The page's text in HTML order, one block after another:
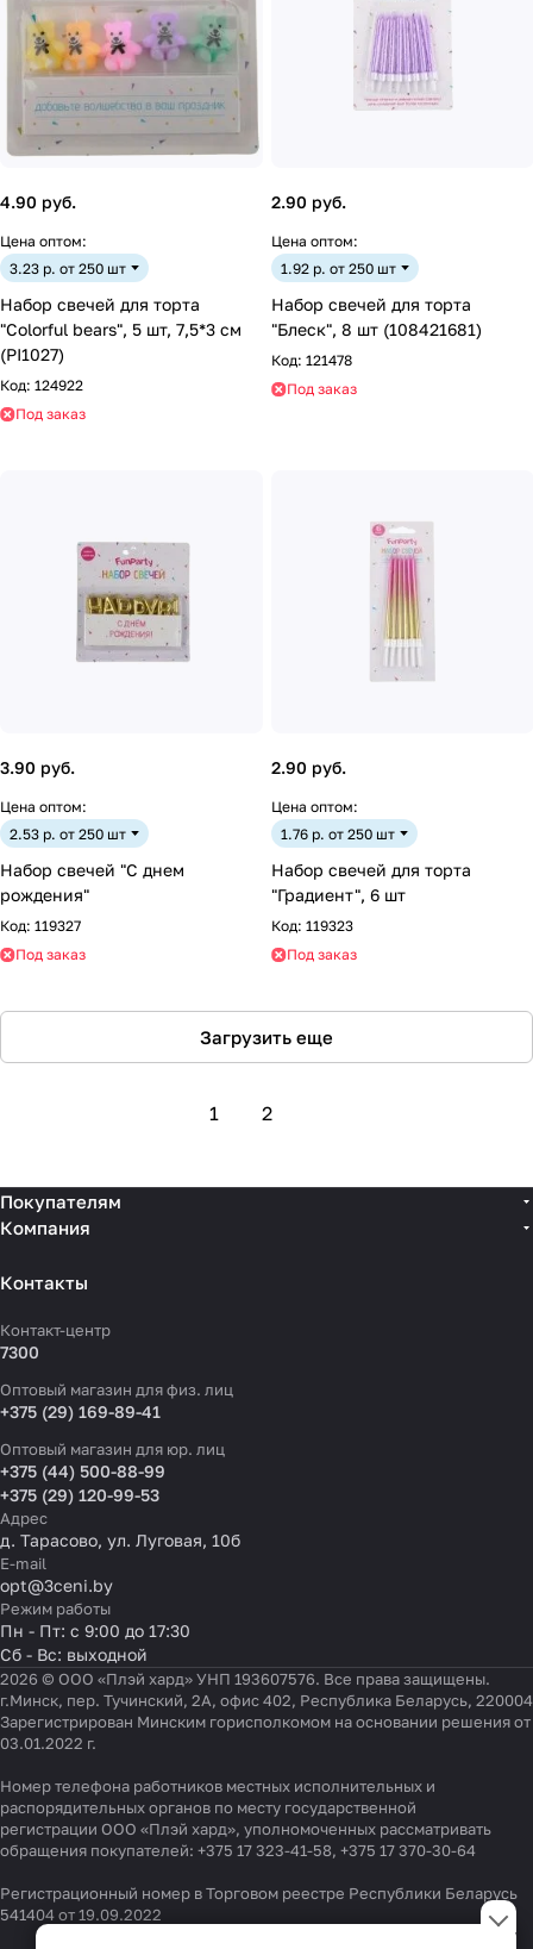
4.90 руб.
Цена оптом:
3.23 р. от 250 шт
Набор свечей для торта
"Colorful bears", 5 шт, 7,5*3 см
(PI1027)
Код: 124922
Под заказ
2.90 руб.
Цена оптом:
1.92 р. от 250 шт
Набор свечей для торта
"Блеск", 8 шт (108421681)
Код: 121478
Под заказ
3.90 руб.
Цена оптом:
2.53 р. от 250 шт
Набор свечей "С днем
рождения"
Код: 119327
Под заказ
2.90 руб.
Цена оптом:
1.76 р. от 250 шт
Набор свечей для торта
"Градиент", 6 шт
Код: 119323
Под заказ
Загрузить еще
1 2
Покупателям
Компания
Контакты
Контакт-центр
7300
Оптовый магазин для физ. лиц
+375 (29) 169-89-41
Оптовый магазин для юр. лиц
+375 (44) 500-88-99
+375 (29) 120-99-53
Адрес
д. Тарасово, ул. Луговая, 10б
E-mail
opt@3ceni.by
Режим работы
Пн - Пт: с 9:00 до 17:30
Сб - Вс: выходной
2026 © ООО «Плэй хард» УНП 193607576. Все права защищены.
г.Минск, пер. Тучинский, 2А, офис 402, Республика Беларусь, 220004
Зарегистрирован Минским горисполкомом на основании решения от
03.01.2022 г.
Номер телефона работников местных исполнительных и
распорядительных органов по месту государственной
регистрации ООО «Плэй хард», уполномоченных рассматривать
обращения покупателей: +375 17 323-41-58, +375 17 370-30-64
Регистрационный номер в Торговом реестре Республики Беларусь
541404 от 19.09.2022
Настройки файлов cookie